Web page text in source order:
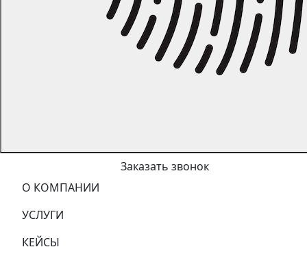
Заказать звонок
О КОМПАНИИ
УСЛУГИ
КЕЙСЫ